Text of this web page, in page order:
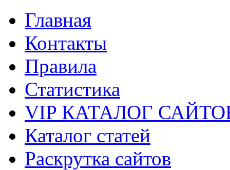
Главная
Контакты
Правила
Статистика
VIP КАТАЛОГ
Каталог статей
Раскрутка сайтов